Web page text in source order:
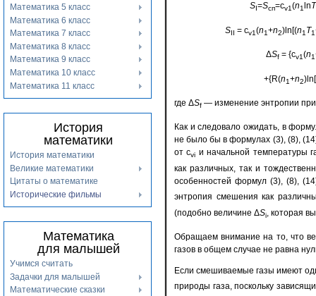
Математика 5 класс
Математика 6 класс
Математика 7 класс
Математика 8 класс
Математика 9 класс
Математика 10 класс
Математика 11 класс
История
математики
История математики
Великие математики
Цитаты о математике
Исторические фильмы
Математика
для малышей
Учимся считать
Задачки для малышей
Математические сказки
S =Sсп=cv1(n1 lnT
SII = cv1(n1+n2)ln[(n1T1
ΔSf = {cv1(n1
+{R(n1+n2
где ΔSf — изменение энтропии
Как и следовало ожидать, в
не было бы в формулах (3), (8),
от cvi и начальной температуры
как различных, так и
особенностей формул (3), (8),
энтропия смешения как
(подобно величине ΔSi , которая
Обращаем внимание на то, что
газов в общем случае не равна
Если смешиваемые газы имеют
природы газа, поскольку